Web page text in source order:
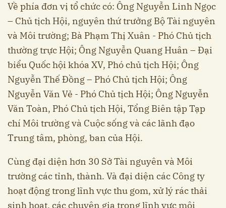
Về phía đơn vị tổ chức có: Ông Nguyễn Linh Ngọc
– Chủ tịch Hội, nguyên thứ trưởng Bộ Tài nguyên
và Môi trường; Bà Phạm Thị Xuân - Phó Chủ tịch
thường trực Hội; Ông Nguyễn Quang Huân – Đại
biểu Quốc hội khóa XV, Phó chủ tịch Hội; Ông
Nguyễn Thế Đồng – Phó Chủ tịch Hội; Ông
Nguyễn Văn Vẻ - Phó Chủ tịch Hội; Ông Nguyễn
Văn Toàn, Phó Chủ tịch Hội, Tổng Biên tập Tạp
chí Môi trường và Cuộc sống và các lãnh đạo
Trung tâm, phòng, ban của Hội.
Cùng đại diện hơn 30 Sở Tài nguyên và Môi
trường các tỉnh, thành. Và đại diện các Công ty
hoạt động trong lĩnh vực thu gom, xử lý rác thải
sinh hoạt, các chuyên gia trong lĩnh vực môi